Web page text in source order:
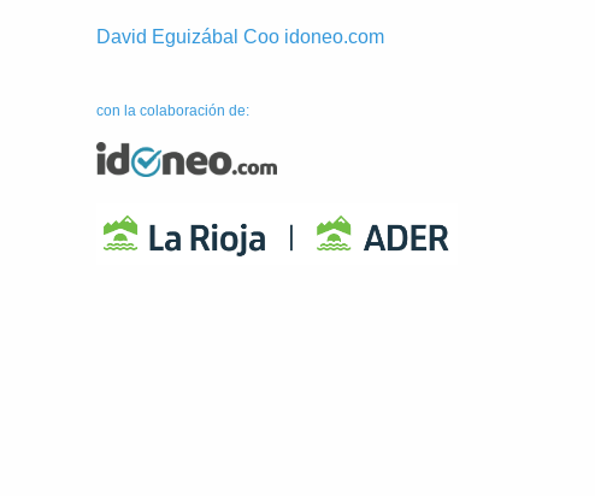
David Eguizábal Coo idoneo.com
con la colaboración de: